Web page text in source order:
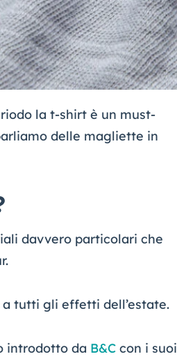
la t-shirt è un must-
delle magliette in
davvero particolari che
tutti gli effetti dell’estate.
introdotto da B&C con i suoi